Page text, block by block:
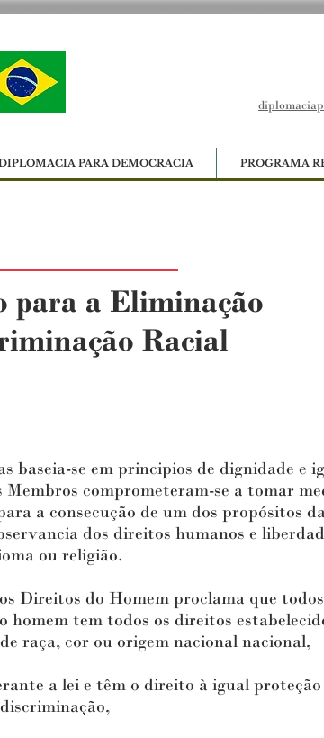
PARA DEMOCRACIA PROGRAMA
para a Eliminação
Racial
se em principios de dignidade e
comprometeram-se a tomar
a consecução de um dos propósitos
dos direitos humanos e
ou religião.
do Homem proclama que todos
tem todos os direitos
raça, cor ou origem nacional nacional,
a lei e têm o direito à igual